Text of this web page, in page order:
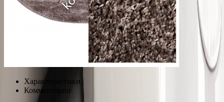
Характеристики
Комментарии